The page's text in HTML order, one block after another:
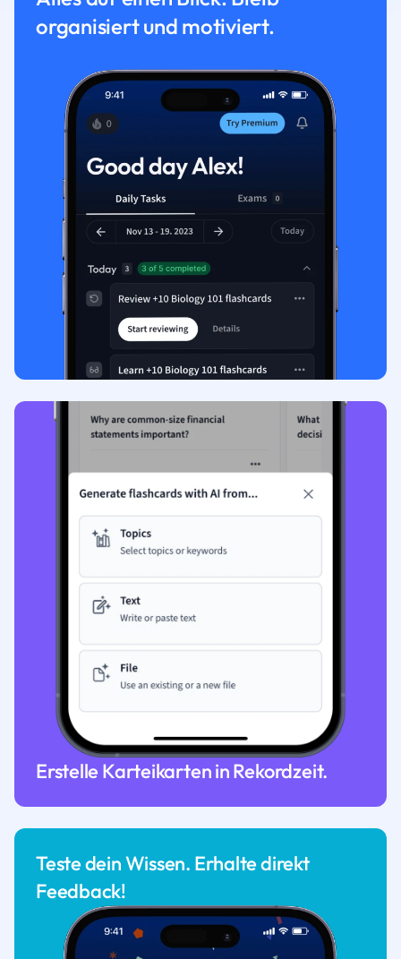
organisiert und motiviert.
Erstelle Karteikarten in Rekordzeit.
Teste dein Wissen. Erhalte direkt
Feedback!